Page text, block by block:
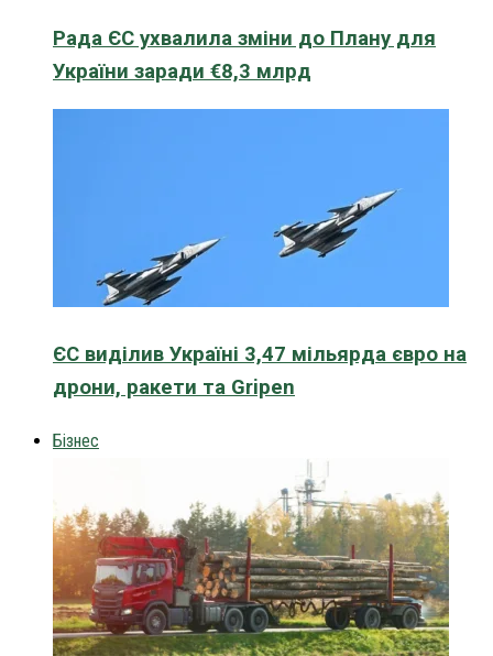
Рада ЄС ухвалила зміни до Плану для
України заради €8,3 млрд
ЄС виділив Україні 3,47 мільярда євро на
дрони, ракети та Gripen
Бізнес